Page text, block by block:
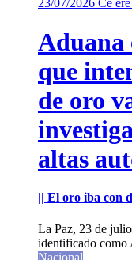
23/07/2026 Ce
Aduana
que
de oro
altas
|| El oro iba con
La Paz, 23 de
identificado como
Nacional